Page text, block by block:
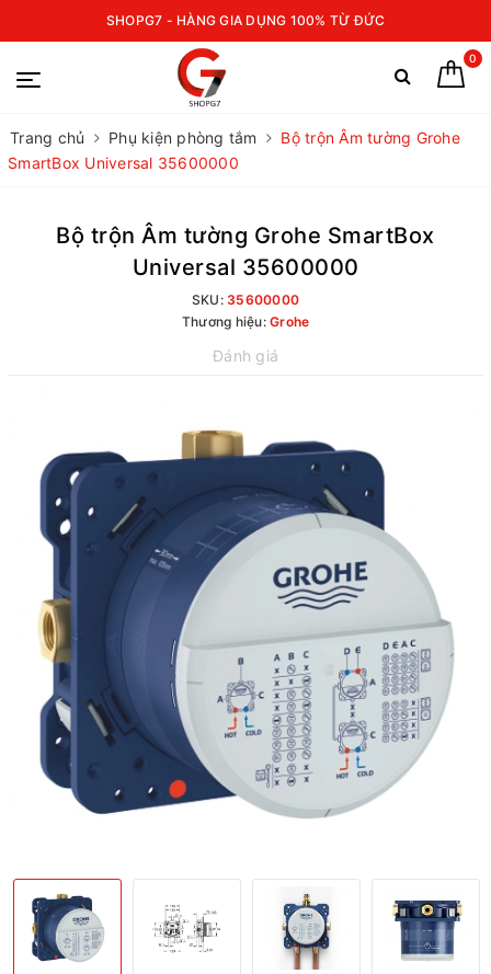
SHOPG7 - HÀNG GIA DỤNG 100% TỪ ĐỨC
0
Trang chủ Phụ kiện phòng tắm
Bộ trộn Âm tường Grohe
SmartBox Universal 35600000
Bộ trộn Âm tường Grohe SmartBox
Universal 35600000
SKU: 35600000
Thương hiệu: Grohe
Đánh giá